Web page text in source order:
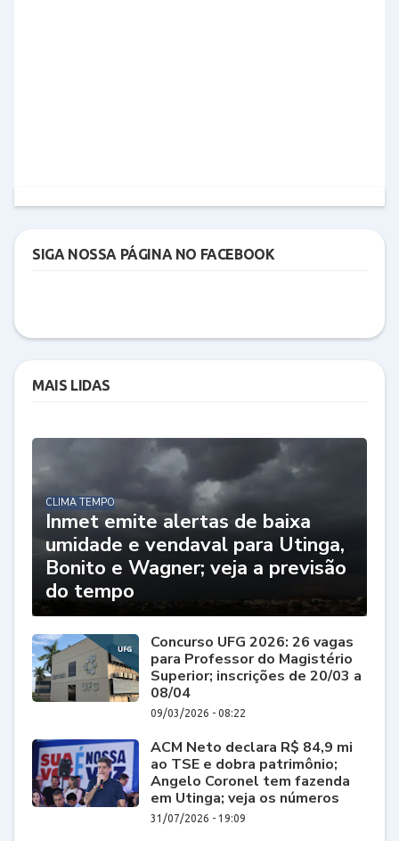
SIGA NOSSA PÁGINA NO FACEBOOK
MAIS LIDAS
CLIMA TEMPO
Inmet emite alertas de baixa
umidade e vendaval para Utinga,
Bonito e Wagner; veja a previsão
do tempo
Concurso UFG 2026: 26 vagas
para Professor do Magistério
Superior; inscrições de 20/03 a
08/04
09/03/2026 - 08:22
ACM Neto declara R$ 84,9 mi
ao TSE e dobra patrimônio;
Angelo Coronel tem fazenda
em Utinga; veja os números
31/07/2026 - 19:09